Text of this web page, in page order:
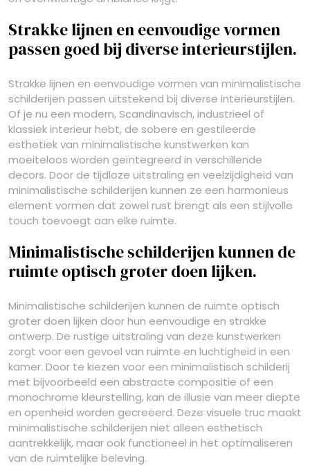
Strakke lijnen en eenvoudige vormen
passen goed bij diverse interieurstijlen.
Strakke lijnen en eenvoudige vormen van minimalistische
schilderijen passen uitstekend bij diverse interieurstijlen.
Of je nu een modern, Scandinavisch, industrieel of
klassiek interieur hebt, de sobere en gestileerde
esthetiek van minimalistische kunstwerken kan
moeiteloos worden geïntegreerd in verschillende
decors. Door de tijdloze uitstraling en veelzijdigheid van
minimalistische schilderijen kunnen ze een harmonieus
element vormen dat zowel rust brengt als een stijlvolle
touch toevoegt aan elke ruimte.
Minimalistische schilderijen kunnen de
ruimte optisch groter doen lijken.
Minimalistische schilderijen kunnen de ruimte optisch
groter doen lijken door hun eenvoudige en strakke
ontwerp. De rustige uitstraling van deze kunstwerken
zorgt voor een gevoel van ruimte en luchtigheid in een
kamer. Door te kiezen voor een minimalistisch schilderij
met bijvoorbeeld een abstracte compositie of een
monochrome kleurstelling, kan de illusie van meer diepte
en openheid worden gecreëerd. Deze visuele truc maakt
minimalistische schilderijen niet alleen esthetisch
aantrekkelijk, maar ook functioneel in het optimaliseren
van de ruimtelijke beleving.